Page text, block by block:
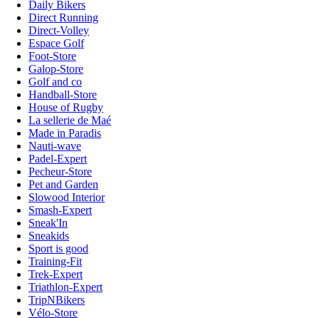
Daily Bikers
Direct Running
Direct-Volley
Espace Golf
Foot-Store
Galop-Store
Golf and co
Handball-Store
House of Rugby
La sellerie de Maé
Made in Paradis
Nauti-wave
Padel-Expert
Pecheur-Store
Pet and Garden
Slowood Interior
Smash-Expert
Sneak'In
Sneakids
Sport is good
Training-Fit
Trek-Expert
Triathlon-Expert
TripNBikers
Vélo-Store